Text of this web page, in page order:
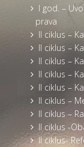
I god. –
prava
II ciklus –
II ciklus –
II ciklus –
II ciklus –
II ciklus –
II ciklus –
II ciklus –
II ciklus -
II ciklus-